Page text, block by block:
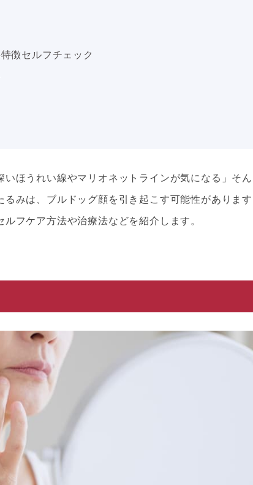
徴セルフチェック
いほうれい線やマリオネットラインが気になる」そん
みは、ブルドッグ顔を引き起こす可能性があります
フケア方法や治療法などを紹介します。